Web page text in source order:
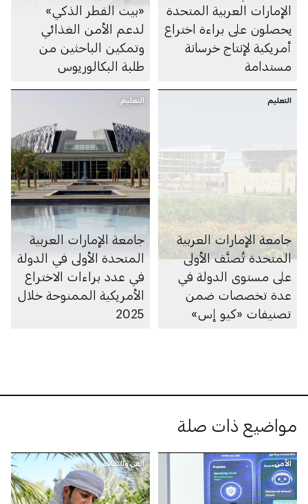
الإمارات العربية المتحدة
يحصلون على براءة اختراع
أمريكية لإنتاج خرسانة
مستدامة
«بيت الفطر الذكي»
لدعم الأمن الغذائي
وتمكين الباحثين من
طلبة البكالوريوس
التعليم
جامعة الإمارات العربية
المتحدة تُصنَّف الأولى
على مستوى الدولة في
عدة تخصصات ضمن
تصنيفات «كيو إس»
التعليم
جامعة الإمارات العربية
المتحدة الأولى في الدولة
في عدد براءات الاختراع
الأمريكية الممنوحة خلال
2025
مواضيع ذات صلة
الأمن الفن والثقافة